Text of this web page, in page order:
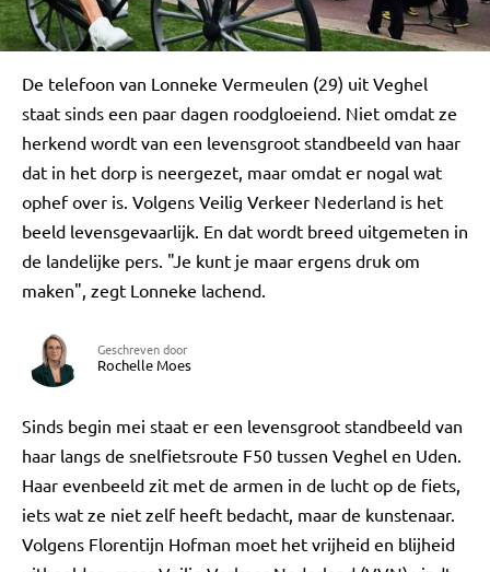
De telefoon van Lonneke Vermeulen (29) uit Veghel
staat sinds een paar dagen roodgloeiend. Niet omdat ze
herkend wordt van een levensgroot standbeeld van haar
dat in het dorp is neergezet, maar omdat er nogal wat
ophef over is. Volgens Veilig Verkeer Nederland is het
beeld levensgevaarlijk. En dat wordt breed uitgemeten in
de landelijke pers. "Je kunt je maar ergens druk om
maken", zegt Lonneke lachend.
Geschreven door
Rochelle Moes
Sinds begin mei staat er een levensgroot standbeeld van
haar langs de snelfietsroute F50 tussen Veghel en Uden.
Haar evenbeeld zit met de armen in de lucht op de fiets,
iets wat ze niet zelf heeft bedacht, maar de kunstenaar.
Volgens Florentijn Hofman moet het vrijheid en blijheid